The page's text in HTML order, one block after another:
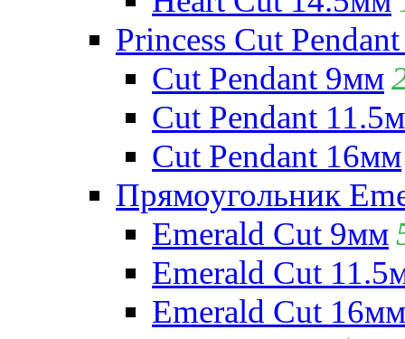
Princess Cut
Cut Pendant 9мм
Cut Pendant
Cut Pendant 16мм
Прямоугольник
Emerald Cut 9мм
Emerald Cut
Emerald Cut 16мм